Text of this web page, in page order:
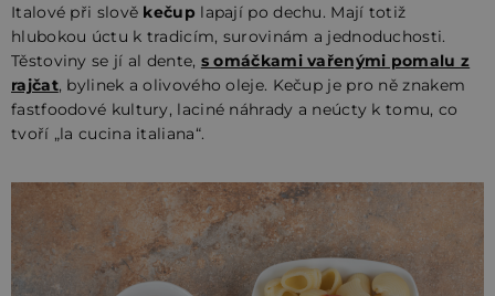
Italové při slově kečup lapají po dechu. Mají totiž
hlubokou úctu k tradicím, surovinám a jednoduchosti.
Těstoviny se jí al dente, s omáčkami vařenými pomalu z
rajčat, bylinek a olivového oleje. Kečup je pro ně znakem
fastfoodové kultury, laciné náhrady a neúcty k tomu, co
tvoří „la cucina italiana“.